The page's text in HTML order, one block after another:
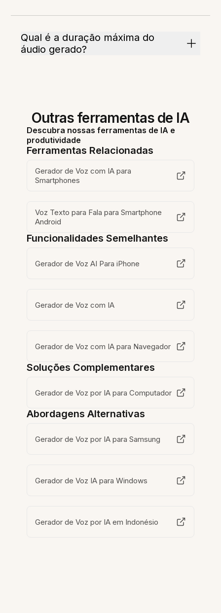
Qual é a duração máxima do
áudio gerado?
Outras ferramentas de IA
Descubra nossas ferramentas de IA e
produtividade
Ferramentas Relacionadas
Gerador de Voz com IA para
Smartphones
Voz Texto para Fala para Smartphone
Android
Funcionalidades Semelhantes
Gerador de Voz AI Para iPhone
Gerador de Voz com IA
Gerador de Voz com IA para Navegador
Soluções Complementares
Gerador de Voz por IA para Computador
Abordagens Alternativas
Gerador de Voz por IA para Samsung
Gerador de Voz IA para Windows
Gerador de Voz por IA em Indonésio